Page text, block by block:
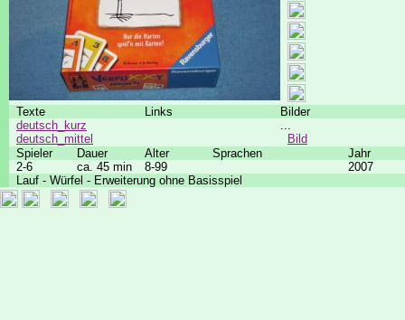
Texte Links
Bilder
deutsch_kurz
deutsch_mittel
...
Bild
Spieler
Dauer Alter Sprachen
Jahr
2-6
ca. 45 min 8-99
2007
Lauf - Würfel - Erweiterung ohne Basisspiel